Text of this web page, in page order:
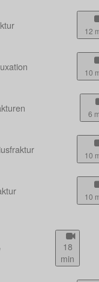
12
10
6
10
10
18
min